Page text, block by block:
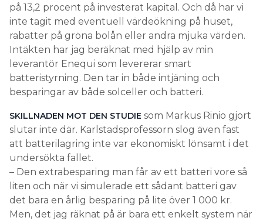
på 13,2 procent på investerat kapital. Och då har vi
inte tagit med eventuell värdeökning på huset,
rabatter på gröna bolån eller andra mjuka värden.
Intäkten har jag beräknat med hjälp av min
leverantör Enequi som levererar smart
batteristyrning. Den tar in både intjäning och
besparingar av både solceller och batteri.
SKILLNADEN MOT DEN STUDIE som Markus Rinio gjort
slutar inte där. Karlstadsprofessorn slog även fast
att batterilagring inte var ekonomiskt lönsamt i det
undersökta fallet.
– Den extrabesparing man får av ett batteri vore så
liten och när vi simulerade ett sådant batteri gav
det bara en årlig besparing på lite över 1 000 kr.
Men, det jag räknat på är bara ett enkelt system när